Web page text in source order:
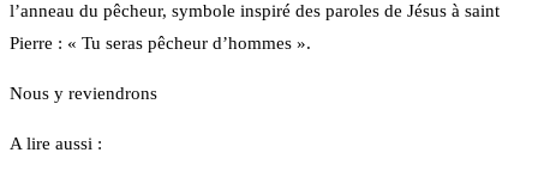
l’anneau du pêcheur, symbole inspiré des paroles de Jésus à saint
Pierre : « Tu seras pêcheur d’hommes ».
Nous y reviendrons
A lire aussi :